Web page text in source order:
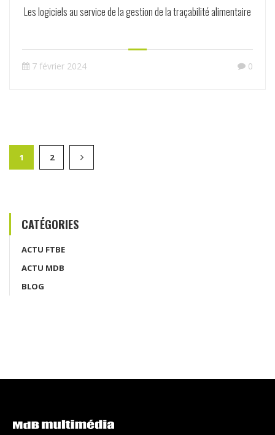
Les logiciels au service de la gestion de la traçabilité alimentaire
7 février 2024 0
1 2
CATÉGORIES
ACTU FTBE
ACTU MDB
BLOG